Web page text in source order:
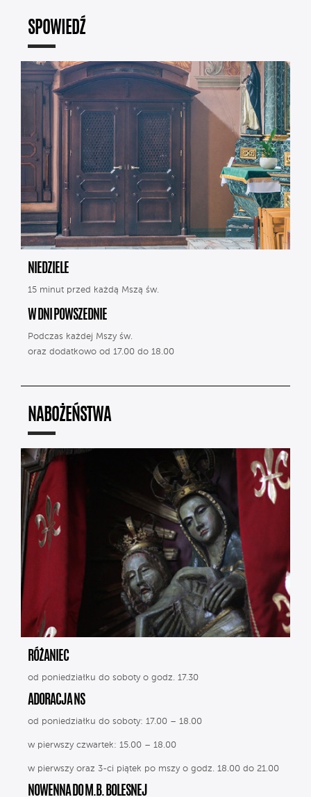
SPOWIEDŹ
NIEDZIELE
15 minut przed każdą Mszą św.
W DNI POWSZEDNIE
Podczas każdej Mszy św.
oraz dodatkowo od 17.00 do 18.00
NABOŻEŃSTWA
RÓŻANIEC
od poniedziałku do soboty o godz. 17.30
ADORACJA NS
od poniedziałku do soboty: 17.00 – 18.00
w pierwszy czwartek: 15.00 – 18.00
w pierwszy oraz 3-ci piątek po mszy o godz. 18.00 do 21.00
NOWENNA DO M.B. BOLESNEJ